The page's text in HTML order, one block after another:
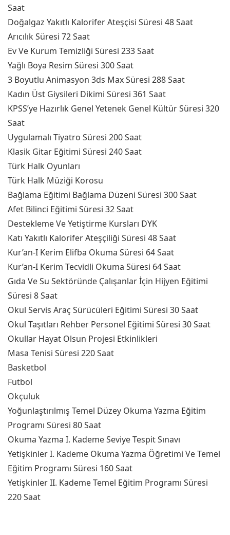
Saat
Doğalgaz Yakıtlı Kalorifer Ateşçisi Süresi 48 Saat
Arıcılık Süresi 72 Saat
Ev Ve Kurum Temizliği Süresi 233 Saat
Yağlı Boya Resim Süresi 300 Saat
3 Boyutlu Animasyon 3ds Max Süresi 288 Saat
Kadın Üst Giysileri Dikimi Süresi 361 Saat
KPSS’ye Hazırlık Genel Yetenek Genel Kültür Süresi 320
Saat
Uygulamalı Tiyatro Süresi 200 Saat
Klasik Gitar Eğitimi Süresi 240 Saat
Türk Halk Oyunları
Türk Halk Müziği Korosu
Bağlama Eğitimi Bağlama Düzeni Süresi 300 Saat
Afet Bilinci Eğitimi Süresi 32 Saat
Destekleme Ve Yetiştirme Kursları DYK
Katı Yakıtlı Kalorifer Ateşçiliği Süresi 48 Saat
Kur’an-I Kerim Elifba Okuma Süresi 64 Saat
Kur’an-I Kerim Tecvidli Okuma Süresi 64 Saat
Gıda Ve Su Sektöründe Çalışanlar İçin Hijyen Eğitimi
Süresi 8 Saat
Okul Servis Araç Sürücüleri Eğitimi Süresi 30 Saat
Okul Taşıtları Rehber Personel Eğitimi Süresi 30 Saat
Okullar Hayat Olsun Projesi Etkinlikleri
Masa Tenisi Süresi 220 Saat
Basketbol
Futbol
Okçuluk
Yoğunlaştırılmış Temel Düzey Okuma Yazma Eğitim
Programı Süresi 80 Saat
Okuma Yazma I. Kademe Seviye Tespit Sınavı
Yetişkinler I. Kademe Okuma Yazma Öğretimi Ve Temel
Eğitim Programı Süresi 160 Saat
Yetişkinler II. Kademe Temel Eğitim Programı Süresi
220 Saat